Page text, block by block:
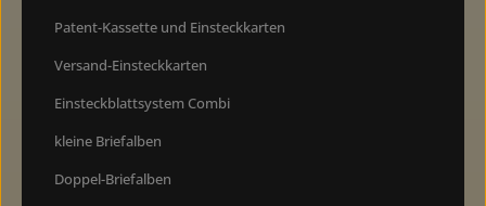
Patent-Kassette und Einsteckkarten
Versand-Einsteckkarten
Einsteckblattsystem Combi
kleine Briefalben
Doppel-Briefalben